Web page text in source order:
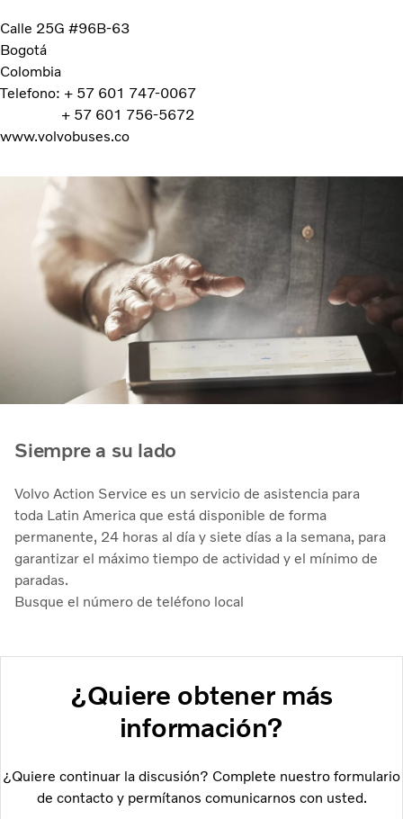
Calle 25G #96B-63
Bogotá
Colombia
Telefono: + 57 601 747-0067
+ 57 601 756-5672
www.volvobuses.co
Siempre a su lado
Volvo Action Service es un servicio de asistencia para
toda Latin America que está disponible de forma
permanente, 24 horas al día y siete días a la semana, para
garantizar el máximo tiempo de actividad y el mínimo de
paradas.
Busque el número de teléfono local
¿Quiere obtener más
información?
¿Quiere continuar la discusión? Complete nuestro formulario
de contacto y permítanos comunicarnos con usted.